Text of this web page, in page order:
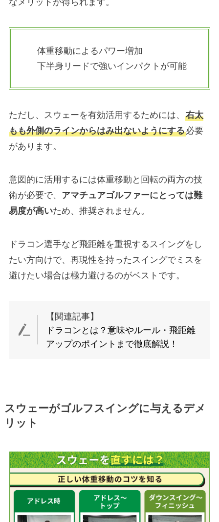
なメリットが得られます。
体重移動によるパワー増加
下半身リードで強いインパクトが可能
ただし、スウェーを有効活用するためには、 右太
もも外側のラインからはみ出ないようにする必要
があります。
意図的に活用するには体重移動と回転の両方の技
術が必要で、 アマチュアゴルファーにとっては難
易度が高いため、推奨されません。
ドラコン選手など飛距離を重視するスイングをし
たい方向けで、再現性を持ったスイングでミスを
避けたい場合は極力避けるのがベストです。
【関連記事】
ドラコンとは？意味やルール・飛距離
アップのポイントまで徹底解説！
スウェーがゴルフスイングに与えるデメ
リット